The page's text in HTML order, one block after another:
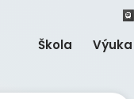
Škola Výuka